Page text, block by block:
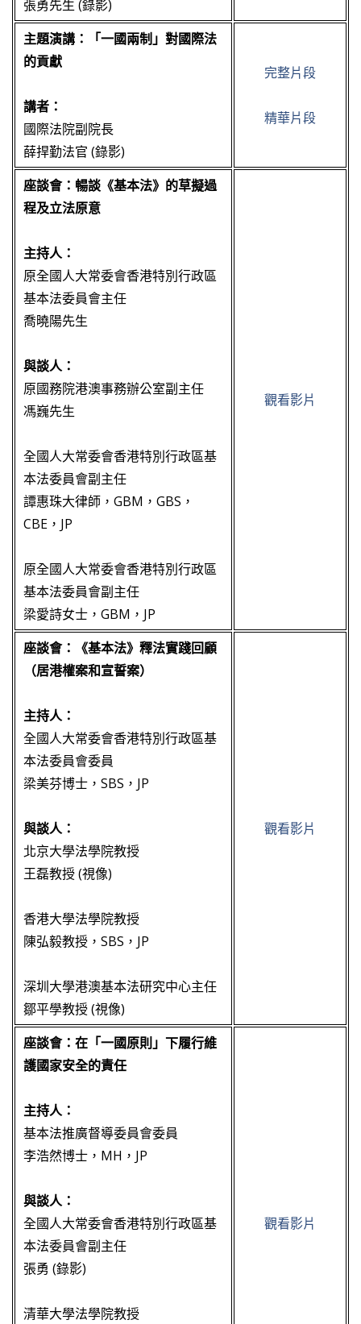
張勇先生 (錄影)
主題演講：「一國兩制」對國際法
的貢獻
講者：
國際法院副院長
薛捍勤法官 (錄影)
完整片段
精華片段
座談會：暢談《基本法》的草擬過
程及立法原意
主持人：
原全國人大常委會香港特別行政區
基本法委員會主任
喬曉陽先生
與談人：
原國務院港澳事務辦公室副主任
馮巍先生
全國人大常委會香港特別行政區基
本法委員會副主任
譚惠珠大律師，GBM，GBS，
CBE，JP
原全國人大常委會香港特別行政區
基本法委員會副主任
梁愛詩女士，GBM，JP
觀看影片
座談會：《基本法》釋法實踐回顧
（居港權案和宣誓案）
主持人：
全國人大常委會香港特別行政區基
本法委員會委員
梁美芬博士，SBS，JP
與談人：
北京大學法學院教授
王磊教授 (視像)
香港大學法學院教授
陳弘毅教授，SBS，JP
深圳大學港澳基本法研究中心主任
鄒平學教授 (視像)
觀看影片
座談會：在「一國原則」下履行維
護國家安全的責任
主持人：
基本法推廣督導委員會委員
李浩然博士，MH，JP
與談人：
全國人大常委會香港特別行政區基
本法委員會副主任
張勇 (錄影)
清華大學法學院教授
觀看影片